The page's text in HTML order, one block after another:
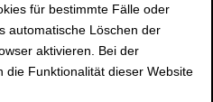
für bestimmte Fälle oder
automatische Löschen der
aktivieren. Bei der
die Funktionalität dieser Website